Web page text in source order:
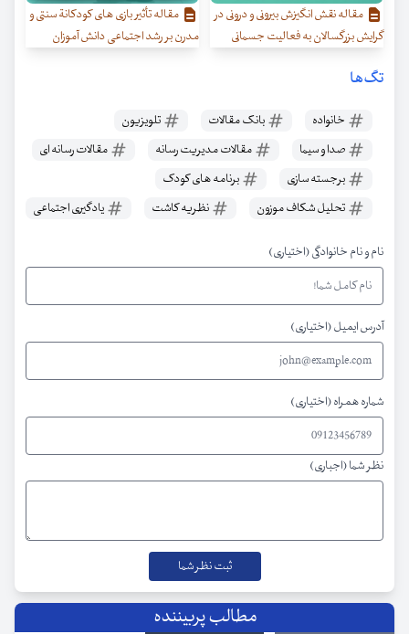
مقاله نقش انگیزش بیرونی و درونی در
گرایش بزرگسالان به فعالیت جسمانی
مقاله تأثیر بازی های کودکانة سنتی و
مدرن بر رشد اجتماعی دانش آموزان
تگ‌ها
خانواده بانک مقالات
تلویزیون
صدا و سیما
مقالات مدیریت رسانه
مقالات رسانه ای
برجسته سازی
برنامه های کودک
تحلیل شکاف موزون
نظریه کاشت یادگیری اجتماعی
نام و نام خانوادگی (اختیاری)
آدرس ایمیل (اختیاری)
شماره همراه (اختیاری)
نظر شما (اجباری)
مطالب پربیننده